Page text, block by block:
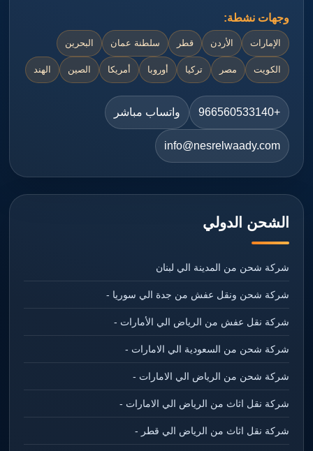
وجهات نشطة:
الإمارات الأردن قطر سلطنة عمان البحرين
الكويت مصر تركيا أوروبا أمريكا الصين الهند
+966560533140 واتساب مباشر
info@nesrelwaady.com
الشحن الدولي
شركة شحن من المدينة الي لبنان
شركة شحن ونقل عفش من جدة الي سوريا -
شركة نقل عفش من الرياض الي الأمارات -
شركة شحن من السعودية الي الامارات -
شركة شحن من الرياض الي الامارات -
شركة نقل اثاث من الرياض الي الامارات -
شركة نقل اثاث من الرياض الي قطر -